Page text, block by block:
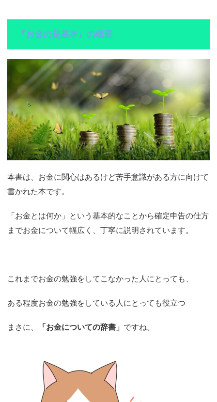
『お金の超基本』の概要
本書は、 お金に関心はあるけど苦手意識がある方に向けて
書かれた本です。
「お金とは何か」という基本的なことから確定申告の仕方
までお金について幅広く、丁寧に説明されています。
これまでお金の勉強をしてこなかった人にとっても、
ある程度お金の勉強をしている人にとっても役立つ
まさに、 「お金についての辞書」 ですね。